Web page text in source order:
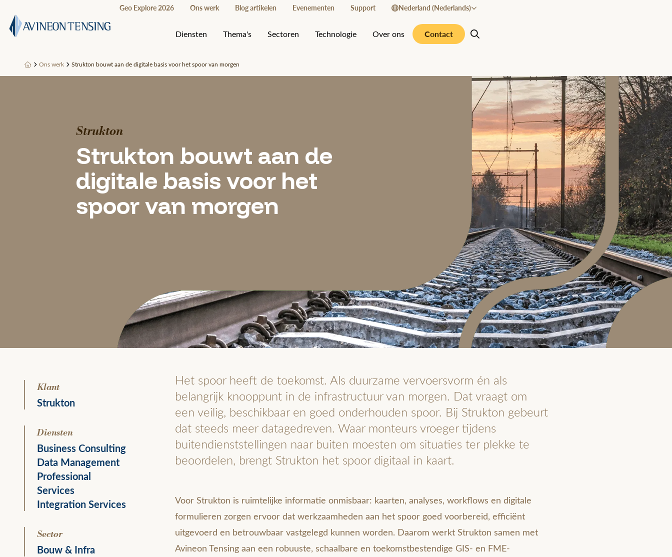
Geo Explore 2026 Ons werk Blog artikelen Evenementen Support Nederland (Nederlands)
Diensten Thema's Sectoren Technologie Over ons Contact
Ons werk Strukton bouwt aan de digitale basis voor het spoor van morgen
Strukton
Strukton bouwt aan de
digitale basis voor het
spoor van morgen
Klant
Strukton
Diensten
Business Consulting
Data Management
Professional
Services
Integration Services
Sector
Bouw & Infra
Het spoor heeft de toekomst. Als duurzame vervoersvorm én als
belangrijk knooppunt in de infrastructuur van morgen. Dat vraagt om
een veilig, beschikbaar en goed onderhouden spoor. Bij Strukton gebeurt
dat steeds meer datagedreven. Waar monteurs vroeger tijdens
buitendienststellingen naar buiten moesten om situaties ter plekke te
beoordelen, brengt Strukton het spoor digitaal in kaart.
Voor Strukton is ruimtelijke informatie onmisbaar: kaarten, analyses, workflows en digitale
formulieren zorgen ervoor dat werkzaamheden aan het spoor goed voorbereid, efficiënt
uitgevoerd en betrouwbaar vastgelegd kunnen worden. Daarom werkt Strukton samen met
Avineon Tensing aan een robuuste, schaalbare en toekomstbestendige GIS- en FME-